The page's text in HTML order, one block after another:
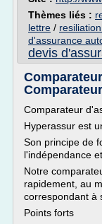
Thèmes liés :
lettre /
d'assurance
devis
Comparateur
Hyperassur est
Son principe de
l'indépendance
Notre
rapidement, au
correspondant à
Points forts